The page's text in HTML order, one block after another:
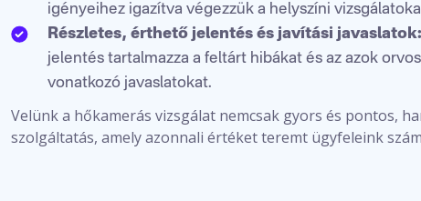
igényeihez igazítva végezzük a helyszíni
Részletes, érthető jelentés és javítási javaslatok:
jelentés tartalmazza a feltárt hibákat és az azok
vonatkozó javaslatokat.
Velünk a hőkamerás vizsgálat nemcsak gyors és pontos,
szolgáltatás, amely azonnali értéket teremt ügyfeleink